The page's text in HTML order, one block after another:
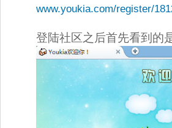
www.youkia.com/register/
登陆社区之后首先看到的